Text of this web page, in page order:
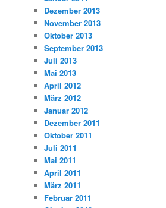
Dezember 2013
November 2013
Oktober 2013
September 2013
Juli 2013
Mai 2013
April 2012
März 2012
Januar 2012
Dezember 2011
Oktober 2011
Juli 2011
Mai 2011
April 2011
März 2011
Februar 2011